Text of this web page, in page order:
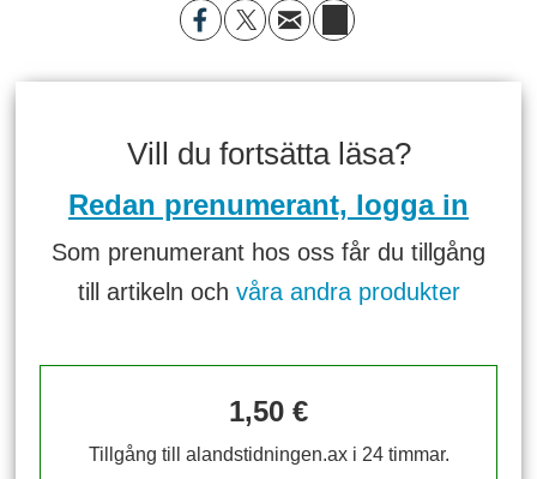
Vill du fortsätta läsa?
Redan prenumerant, logga in
Som prenumerant hos oss får du tillgång
till artikeln och våra andra produkter
1,50 €
Tillgång till alandstidningen.ax i 24 timmar.